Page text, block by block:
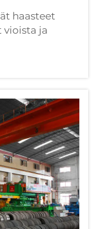
haasteet
vioista ja
joista pinnan